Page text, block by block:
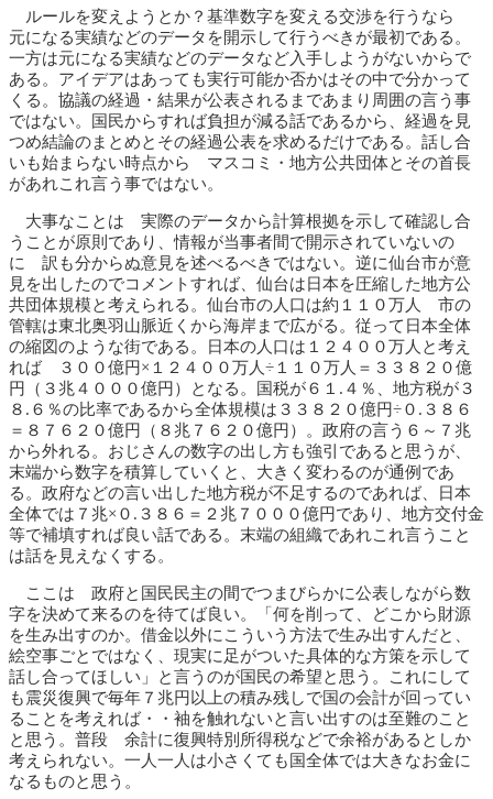
ルールを変えようとか？基準数字を変える交渉を行うなら
元になる実績などのデータを開示して行うべきが最初である。
一方は元になる実績などのデータなど入手しようがないからで
ある。アイデアはあっても実行可能か否かはその中で分かって
くる。協議の経過・結果が公表されるまであまり周囲の言う事
ではない。国民からすれば負担が減る話であるから、経過を見
つめ結論のまとめとその経過公表を求めるだけである。話し合
いも始まらない時点から マスコミ・地方公共団体とその首長
があれこれ言う事ではない。
大事なことは 実際のデータから計算根拠を示して確認し合
うことが原則であり、情報が当事者間で開示されていないの
に 訳も分からぬ意見を述べるべきではない。逆に仙台市が意
見を出したのでコメントすれば、仙台は日本を圧縮した地方公
共団体規模と考えられる。仙台市の人口は約１１０万人 市の
管轄は東北奥羽山脈近くから海岸まで広がる。従って日本全体
の縮図のような街である。日本の人口は１２４００万人と考え
れば ３００億円×１２４００万人÷１１０万人＝３３８２０億
円（３兆４０００億円）となる。国税が６１.４％、地方税が３
８.６％の比率であるから全体規模は３３８２０億円÷０.３８６
＝８７６２０億円（８兆７６２０億円）。政府の言う６～７兆
から外れる。おじさんの数字の出し方も強引であると思うが、
末端から数字を積算していくと、大きく変わるのが通例であ
る。政府などの言い出した地方税が不足するのであれば、日本
全体では７兆×０.３８６＝２兆７０００億円であり、地方交付金
等で補填すれば良い話である。末端の組織であれこれ言うこと
は話を見えなくする。
ここは 政府と国民民主の間でつまびらかに公表しながら数
字を決めて来るのを待てば良い。「何を削って、どこから財源
を生み出すのか。借金以外にこういう方法で生み出すんだと、
絵空事ごとではなく、現実に足がついた具体的な方策を示して
話し合ってほしい」と言うのが国民の希望と思う。これにして
も震災復興で毎年７兆円以上の積み残しで国の会計が回ってい
ることを考えれば・・袖を触れないと言い出すのは至難のこと
と思う。普段 余計に復興特別所得税などで余裕があるとしか
考えられない。一人一人は小さくても国全体では大きなお金に
なるものと思う。